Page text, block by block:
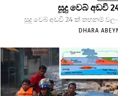
සූදු වෙබ් අඩවි
සූදු වෙබ් අඩවි 24 ක් තහනම්
DHARA